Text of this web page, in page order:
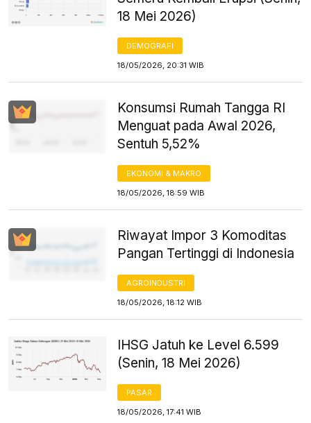
18 Mei 2026)
DEMOGRAFI
18/05/2026, 20:31 WIB
Konsumsi Rumah Tangga RI
Menguat pada Awal 2026,
Sentuh 5,52%
EKONOMI & MAKRO
18/05/2026, 18:59 WIB
Riwayat Impor 3 Komoditas
Pangan Tertinggi di Indonesia
AGROINDUSTRI
18/05/2026, 18:12 WIB
IHSG Jatuh ke Level 6.599
(Senin, 18 Mei 2026)
PASAR
18/05/2026, 17:41 WIB